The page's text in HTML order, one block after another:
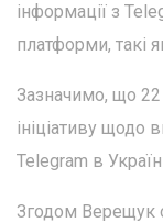
інформації з
платформи, такі
Зазначимо, що
ініціативу
Telegram в
Згодом Верещук